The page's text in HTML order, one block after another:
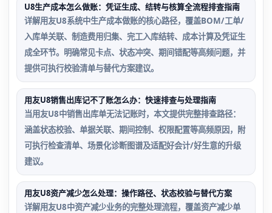
U8生产成本怎么做账：凭证生成、结转与核算全流程排查指南
详解用友U8系统中生产成本做账的核心路径，覆盖BOM/工单/
入库单关联、制造费用归集、完工入库结转、成本计算及凭证生
成全环节。明确常见卡点、状态冲突、期间错配等高频问题，并
提供可执行校验清单与替代方案建议。
用友U8销售出库记不了账怎么办：快速排查与处理指南
当用友U8中销售出库单无法记账时，本文提供完整排查路径：
涵盖状态校验、单据关联、期间控制、权限配置等高频原因，附
可执行检查清单、场景化诊断图谱及适配好会计/好生意的升级
建议。
用友U8资产减少怎么处理：操作路径、状态校验与替代方案
详解用友U8中资产减少业务的完整处理流程，覆盖资产减少单